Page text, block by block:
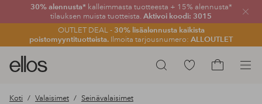
30% alennusta*kalleimmasta tuotteesta + 15% alennusta*
tilauksen muista tuotteista. Aktivoi koodi: 3015
OUTLET DEAL -30% lisäalennusta kaikista
poistomyyntituotteista. Ilmoita tarjousnumero: ALLOUTLET
Sulje
Hae
Ellos-
logo
Siirry
Koti Valaisimet Seinävalaisimet